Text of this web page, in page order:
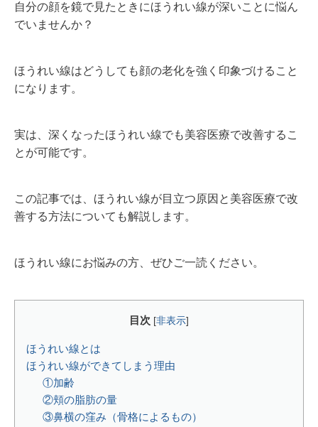
自分の顔を鏡で見たときにほうれい線が深いことに悩ん
でいませんか？
ほうれい線はどうしても顔の老化を強く印象づけること
になります。
実は、深くなったほうれい線でも美容医療で改善するこ
とが可能です。
この記事では、ほうれい線が目立つ原因と美容医療で改
善する方法についても解説します。
ほうれい線にお悩みの方、ぜひご一読ください。
目次 [非表示]
ほうれい線とは
ほうれい線ができてしまう理由
①加齢
②頬の脂肪の量
③鼻横の窪み（骨格によるもの）